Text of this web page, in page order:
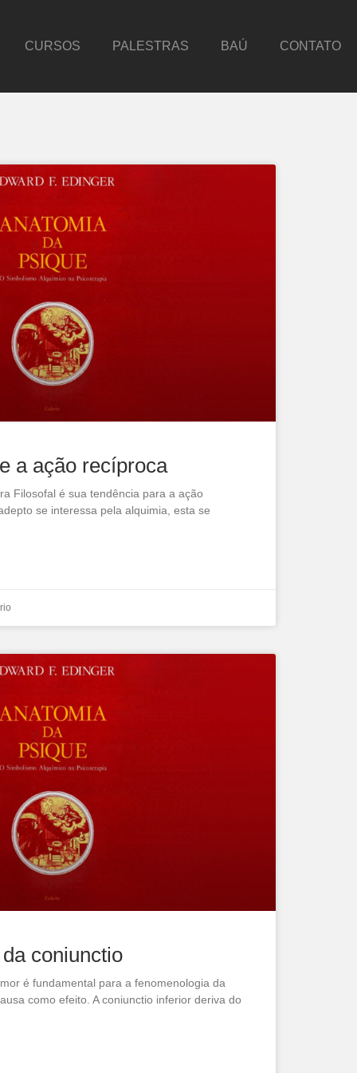
CURSOS PALESTRAS BAÚ CONTATO
a ação recíproca
Filosofal é sua tendência para a ação
se interessa pela alquimia, esta se
coniunctio
é fundamental para a fenomenologia da
como efeito. A coniunctio inferior deriva do